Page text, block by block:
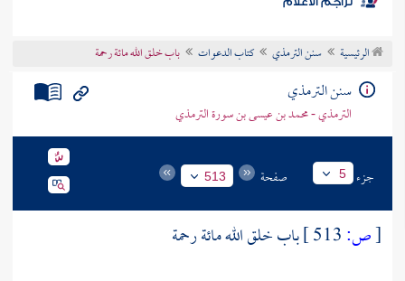
موضوعي
تراجم الأعلام
الرئيسية سنن الترمذي كتاب الدعوات باب خلق الله مائة رحمة
سنن الترمذي
الترمذي - محمد بن عيسى بن سورة الترمذي
جزء 5 صفحة 513
[ص:
باب خلق الله مائة رحمة